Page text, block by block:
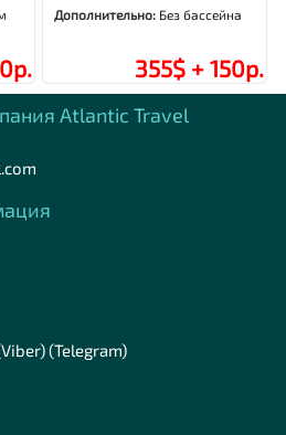
Дополнительно: Без бассейна
355$ + 150р.
Аtlantic Travel
(Telegram)